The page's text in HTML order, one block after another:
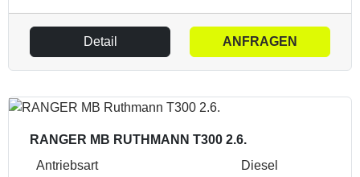
Detail ANFRAGEN
RANGER MB RUTHMANN T300 2.6.
Antriebsart
Diesel